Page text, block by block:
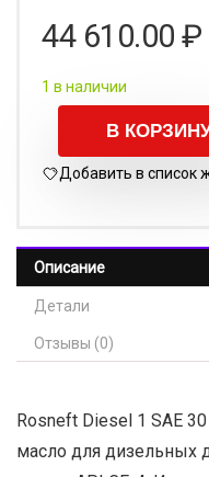
44 610.00 ₽
1 в наличии
В
Добавить в список
Описание
Детали
Отзывы (0)
Rosneft Diesel 1 SAE
масло для дизельных